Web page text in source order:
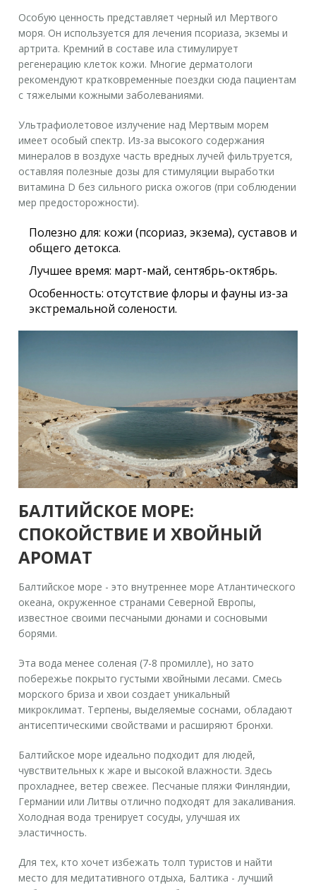
Особую ценность представляет черный ил Мертвого
моря. Он используется для лечения псориаза, экземы и
артрита. Кремний в составе ила стимулирует
регенерацию клеток кожи. Многие дерматологи
рекомендуют кратковременные поездки сюда пациентам
с тяжелыми кожными заболеваниями.
Ультрафиолетовое излучение над Мертвым морем
имеет особый спектр. Из-за высокого содержания
минералов в воздухе часть вредных лучей фильтруется,
оставляя полезные дозы для стимуляции выработки
витамина D без сильного риска ожогов (при соблюдении
мер предосторожности).
Полезно для: кожи (псориаз, экзема), суставов и
общего детокса.
Лучшее время: март-май, сентябрь-октябрь.
Особенность: отсутствие флоры и фауны из-за
экстремальной солености.
БАЛТИЙСКОЕ МОРЕ:
СПОКОЙСТВИЕ И ХВОЙНЫЙ
АРОМАТ
Балтийское море - этовнутреннее море Атлантического
океана, окруженное странами Северной Европы,
известное своими песчаными дюнами и сосновыми
борями.
Эта вода менее соленая (7-8 промилле), но зато
побережье покрыто густыми хвойными лесами. Смесь
морского бриза и хвои создает уникальный
микроклимат. Терпены, выделяемые соснами, обладают
антисептическими свойствами и расширяют бронхи.
Балтийское море идеально подходит для людей,
чувствительных к жаре и высокой влажности. Здесь
прохладнее, ветер свежее. Песчаные пляжи Финляндии,
Германии или Литвы отлично подходят для закаливания.
Холодная вода тренирует сосуды, улучшая их
эластичность.
Для тех, кто хочет избежать толп туристов и найти
место для медитативного отдыха, Балтика - лучший